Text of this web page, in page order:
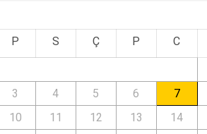
P S Ç P C
3
4 5 6 7
10
11 12 13 14